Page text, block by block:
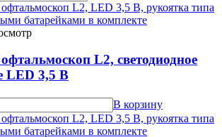
L2, светодиодное
LED 3,5 В
В корзину